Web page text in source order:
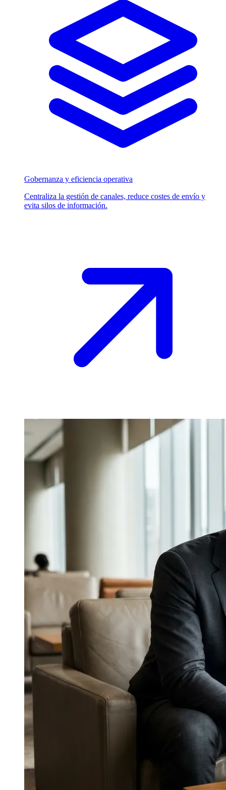
Gobernanza y eficiencia operativa
Centraliza la gestión de canales, reduce costes de envío y
evita silos de información.